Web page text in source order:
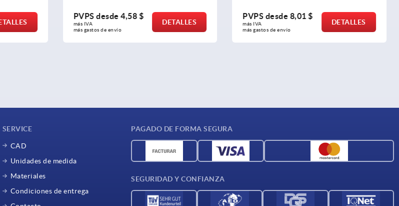
DETALLES
PVPS desde8,01 $
más IVA
más gastos de envío
DETALLES
PVPS desde36,69 $
más IVA
más gastos de envío
DETALLES
SERVICE
CAD
Unidades de medida
Materiales
Condiciones de entrega
PAGADO DE FORMA SEGURA
SEGURIDAD Y CONFIANZA